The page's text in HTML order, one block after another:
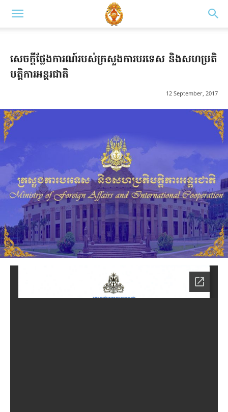
សេច​ក្តី​ថ្លែង​ការណ៍​របស់​ក្រ​សួង​ការ​ប​រ​ទេស​ និង​ស​ហ​ប្រ​តិ​
បត្តិ​ការ​អន្ត​រ​ជាតិ​
12 September, 2017